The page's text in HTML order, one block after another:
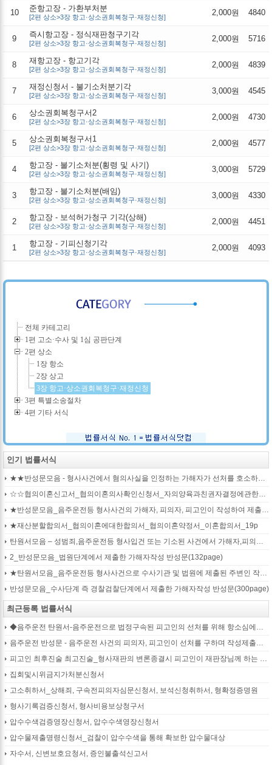
10 준항고장 - 가환부처분
[2편 상소>3장 항고·상소권회복청구·재정신청] 2,000원 4840
9 즉시항고장 - 정식재판청구기각
[2편 상소>3장 항고·상소권회복청구·재정신청] 2,000원 5716
8 재항고장 - 항고기각
[2편 상소>3장 항고·상소권회복청구·재정신청] 2,000원 4839
7 재정신청서 - 불기소처분기각
[2편 상소>3장 항고·상소권회복청구·재정신청] 3,000원 4545
6 상소권회복청구서2
[2편 상소>3장 항고·상소권회복청구·재정신청] 2,000원 4730
5 상소권회복청구서1
[2편 상소>3장 항고·상소권회복청구·재정신청] 2,000원 4577
4 항고장 - 불기소처분(횡령 및 사기)
[2편 상소>3장 항고·상소권회복청구·재정신청] 3,000원 5729
3 항고장 - 불기소처분(배임)
[2편 상소>3장 항고·상소권회복청구·재정신청] 3,000원 4330
2 항고장 - 보석허가청구 기각(상해)
[2편 상소>3장 항고·상소권회복청구·재정신청] 2,000원 4451
1 항고장 - 기피신청기각
[2편 상소>3장 항고·상소권회복청구·재정신청] 2,000원 4093
전체 카테고리
1편 고소·수사 및 1심 공판단계
2편 상소
1장 항소
2장 상고
3장 항고·상소권회복청구·재정신청
3편 특별소송절차
4편 기타 서식
인기 법률서식
★★반성문모음 - 형사사건에서 혐의사실을 인정하는 가해자가 선처를 호소하며 제출작성하는 반성문2
☆☆협의이혼신고서_협의이혼의사확인신청서_자의양육과친권자결정에관한협의서_22p
★반성문모음_음주운전등 형사사건의 가해자, 피의자, 피고인이 작성하여 제출하는 반성문모음(380page)
★재산분할합의서_협의이혼에대한합의서_협의이혼약정서_이혼합의서_19p
탄원서모음 – 성범죄,음주운전등 형사입건 또는 기소된 사건에서 가해자,피의자,피고인을 위하여 선처를 호소하는 내용(지인분들 작성)
2_반성문모음_법원단계에서 제출한 가해자작성 반성문(132page)
★탄원서모음_음주운전등 형사사건으로 수사기관 및 법원에 제출된 주변인 작성 선처호소 탄원서(208page)
반성문모음_수사단계 즉 경찰검찰단계에서 제출한 가해자작성 반성문(300page)
최근등록 법률서식
◆음주운전 탄원서-음주운전으로 법정구속된 피고인의 선처를 위해 항소심에서 제출하는 탄원서(45page)
음주운전 반성문 - 음주운전 사건의 피의자, 피고인이 선처를 구하며 작성제출하는 반성문
피고인 최후진술 최고진술_형사재판의 변론종결시 피고인이 재판장님께 하는 최종진술 의견내용(36페이지)
집회및시위금지가처분신청서
고소취하서_상해죄, 구속전피의자심문신청서, 보석신청취하서, 형확정증명원
형사기록검증신청서, 형사비용보상청구서
압수수색검증영장신청서, 압수수색영장신청서
압수물제출명령신청서_검찰이 압수수색을 통해 확보한 압수물대상
자수서, 신변보호요청서, 증인불출석신고서